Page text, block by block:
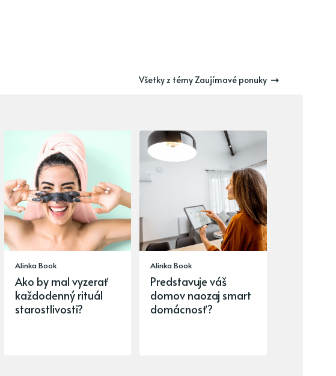
Všetky z témy Zaujímavé ponuky
Alinka Book
Ako by mal vyzerať
každodenný rituál
starostlivosti?
Alinka Book
Predstavuje váš
domov naozaj smart
domácnosť?